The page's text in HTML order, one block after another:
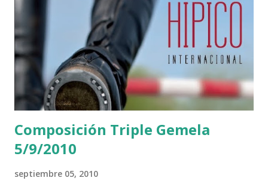
Composición Triple Gemela
5/9/2010
septiembre 05, 2010